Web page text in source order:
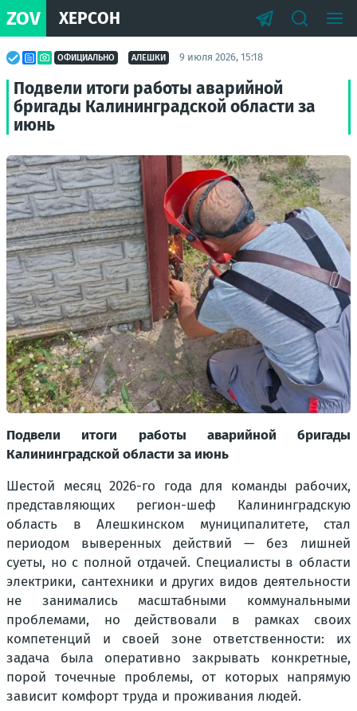
ZOV ХЕРСОН
ОФИЦИАЛЬНО АЛЕШКИ 9 июля 2026, 15:18
Подвели итоги работы аварийной
бригады Калининградской области за
июнь
Подвели итоги работы аварийной бригады
Калининградской области за июнь
Шестой месяц 2026-го года для команды рабочих,
представляющих регион-шеф Калининградскую
область в Алешкинском муниципалитете, стал
периодом выверенных действий — без лишней
суеты, но с полной отдачей. Специалисты в области
электрики, сантехники и других видов деятельности
не занимались масштабными коммунальными
проблемами, но действовали в рамках своих
компетенций и своей зоне ответственности: их
задача была оперативно закрывать конкретные,
порой точечные проблемы, от которых напрямую
зависит комфорт труда и проживания людей.